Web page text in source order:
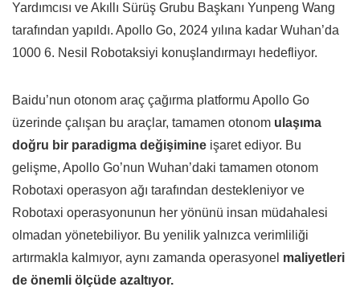
Yardımcısı ve Akıllı Sürüş Grubu Başkanı Yunpeng Wang
tarafından yapıldı. Apollo Go, 2024 yılına kadar Wuhan’da
1000 6. Nesil Robotaksiyi konuşlandırmayı hedefliyor.
Baidu’nun otonom araç çağırma platformu Apollo Go
üzerinde çalışan bu araçlar, tamamen otonom ulaşıma
doğru bir paradigma değişimine işaret ediyor. Bu
gelişme, Apollo Go’nun Wuhan’daki tamamen otonom
Robotaxi operasyon ağı tarafından destekleniyor ve
Robotaxi operasyonunun her yönünü insan müdahalesi
olmadan yönetebiliyor. Bu yenilik yalnızca verimliliği
artırmakla kalmıyor, aynı zamanda operasyonel maliyetleri
de önemli ölçüde azaltıyor.